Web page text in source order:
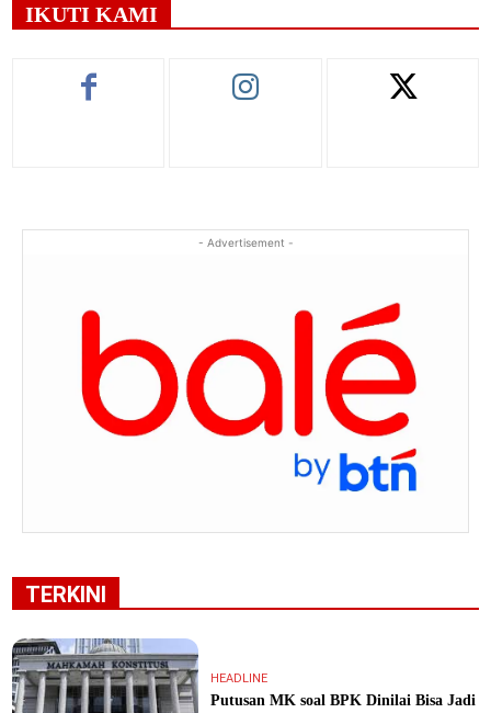
IKUTI KAMI
- Advertisement -
TERKINI
HEADLINE
Putusan MK soal BPK Dinilai Bisa Jadi